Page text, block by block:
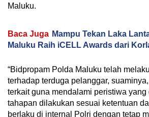
Maluku.
Baca Juga Mampu Tekan Laka
Maluku Raih iCELL Awards dari
“Bidpropam Polda Maluku telah
terhadap terduga pelanggar,
terkait guna mendalami peristiwa
tahapan dilakukan sesuai ketentuan
berlaku di internal Polri dengan tetap